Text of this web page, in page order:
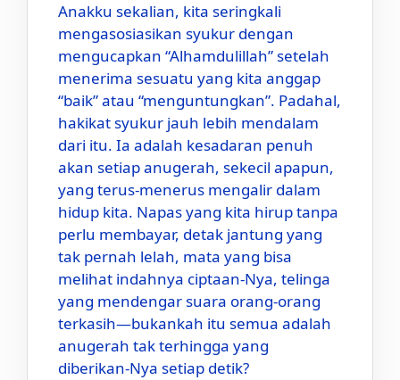
Anakku sekalian, kita seringkali
mengasosiasikan syukur dengan
mengucapkan “Alhamdulillah” setelah
menerima sesuatu yang kita anggap
“baik” atau “menguntungkan”. Padahal,
hakikat syukur jauh lebih mendalam
dari itu. Ia adalah kesadaran penuh
akan setiap anugerah, sekecil apapun,
yang terus-menerus mengalir dalam
hidup kita. Napas yang kita hirup tanpa
perlu membayar, detak jantung yang
tak pernah lelah, mata yang bisa
melihat indahnya ciptaan-Nya, telinga
yang mendengar suara orang-orang
terkasih—bukankah itu semua adalah
anugerah tak terhingga yang
diberikan-Nya setiap detik?